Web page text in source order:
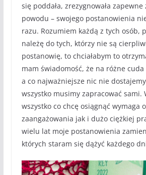
się poddała, zrezygnowała
powodu – swojego postanowienia
razu. Rozumiem każdą z tych osób,
należę do tych, którzy nie są
postanowię, to chciałabym to
mam świadomość, że na różne
a co najważniejsze nic nie
wszystko musimy zapracować sami.
wszystko co chcę osiągnąć wymaga
zaangażowania jak i dużo ciężkiej
wielu lat moje postanowienia
których staram się dążyć każdego